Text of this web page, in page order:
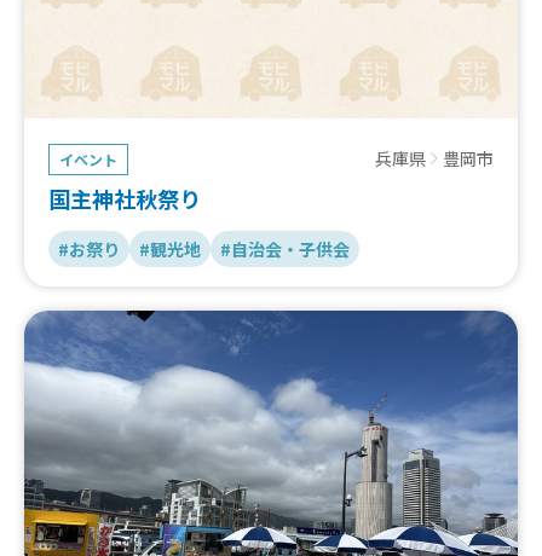
イベント 兵庫県 豊岡市
国主神社秋祭り
#お祭り #観光地 #自治会・子供会